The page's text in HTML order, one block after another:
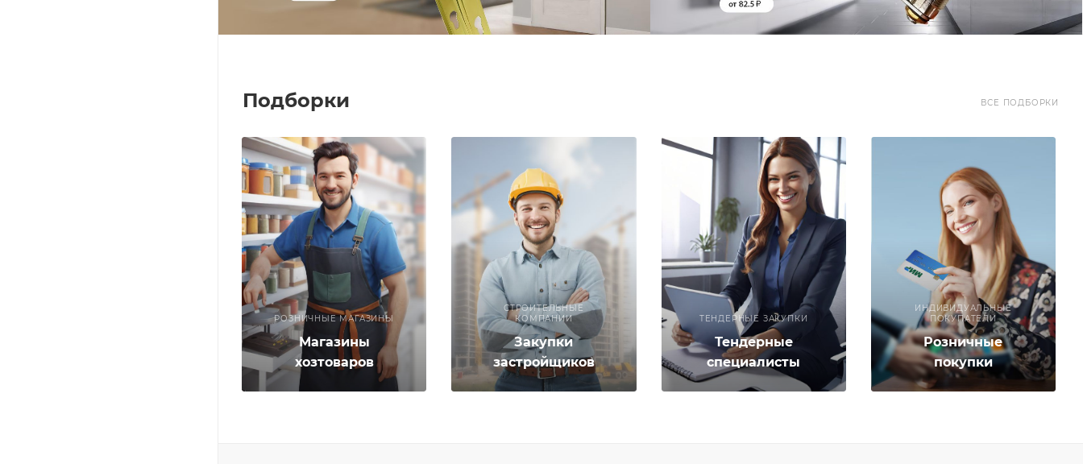
Подборки ВСЕ ПОДБОРКИ
РОЗНИЧНЫЕ МАГАЗИНЫ
Магазины
хозтоваров
СТРОИТЕЛЬНЫЕ
КОМПАНИИ
Закупки
застройщиков
ТЕНДЕРНЫЕ ЗАКУПКИ
Тендерные
специалисты
ИНДИВИДУАЛЬНЫЕ
ПОКУПАТЕЛИ
Розничные
покупки